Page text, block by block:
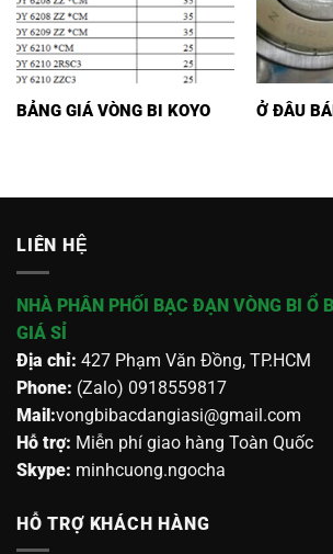
BẢNG GIÁ VÒNG BI KOYO Ở ĐÂU
LIÊN HỆ
NHÀ PHÂN PHỐI BẠC ĐẠN VÒNG BI Ổ
GIÁ SỈ
Địa chỉ: 427 Phạm Văn Đồng, TP.HCM
Phone: (Zalo) 0918559817
Mail:vongbibacdangiasi@gmail.com
Hỗ trợ: Miễn phí giao hàng Toàn Quốc
Skype: minhcuong.ngocha
HỖ TRỢ KHÁCH HÀNG